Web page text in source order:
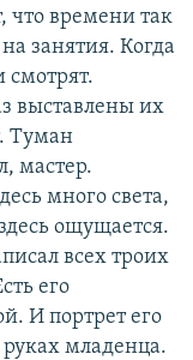
что времени так
занятия. Когда
смотрят.
выставлены их
Туман
мастер.
много света,
ощущается.
всех троих
его
И портрет его
младенца.